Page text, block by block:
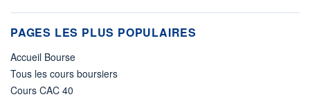
PAGES LES PLUS POPULAIRES
Accueil Bourse
Tous les cours boursiers
Cours CAC 40